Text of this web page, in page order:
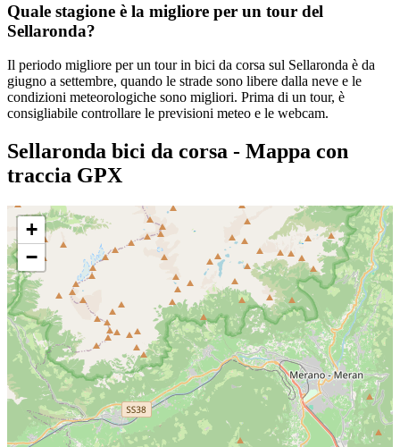
Quale stagione è la migliore per un tour del
Sellaronda?
Il periodo migliore per un tour in bici da corsa sul Sellaronda è da
giugno a settembre, quando le strade sono libere dalla neve e le
condizioni meteorologiche sono migliori. Prima di un tour, è
consigliabile controllare le previsioni meteo e le webcam.
Sellaronda bici da corsa - Mappa con
traccia GPX
+
−